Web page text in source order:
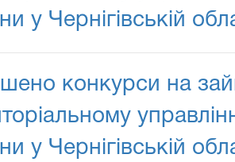
у Чернігівській
конкурси на
у Чернігівській